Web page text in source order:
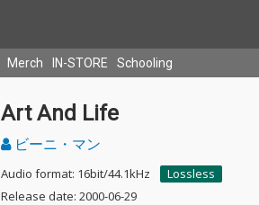
Merch IN-STORE Schooling
Art And Life
ビーニ・マン
Audio format: 16bit/44.1kHz
Lossless
Release date: 2000-06-29